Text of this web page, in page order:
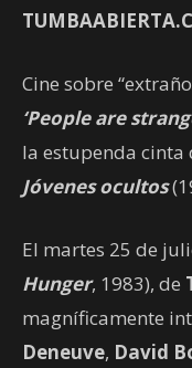
Cine sobre
‘People are
la estupenda cinta
Jóvenes ocultos
El martes 25 de
Hunger, 1983), de
magníficamente
Deneuve, David